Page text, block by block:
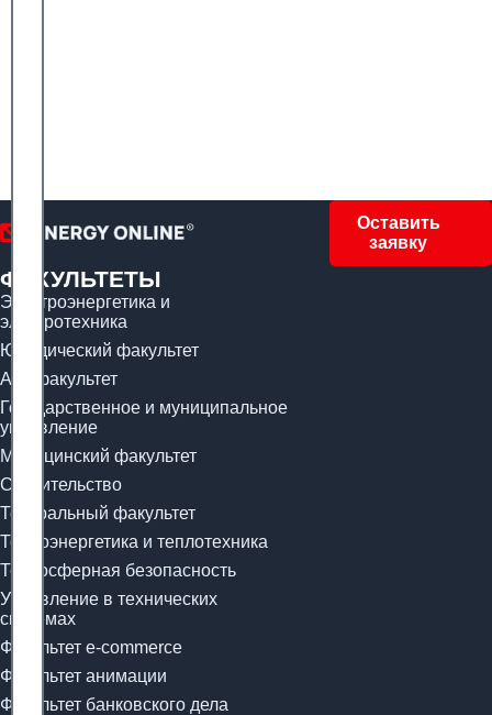
Оставить
заявку
ФАКУЛЬТЕТЫ
Электроэнергетика и
электротехника
Юридический факультет
Арт-факультет
Государственное и муниципальное
управление
Медицинский факультет
Строительство
Театральный факультет
Теплоэнергетика и теплотехника
Техносферная безопасность
Управление в технических
системах
Факультет e-commerce
Факультет анимации
Факультет банковского дела